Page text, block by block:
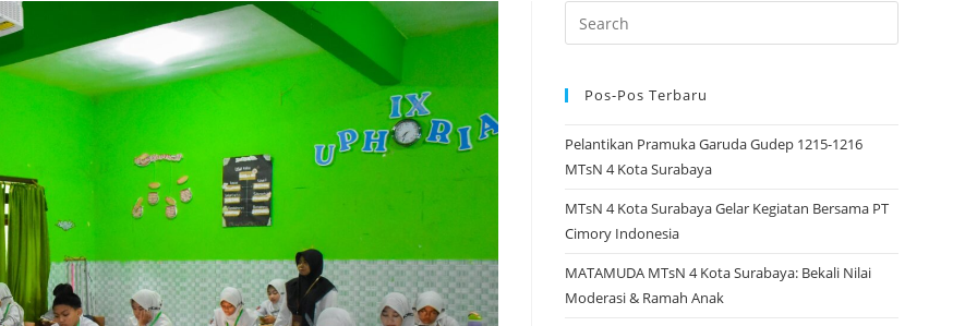
Search
for:
Pos-Pos Terbaru
Pelantikan Pramuka Garuda Gudep 1215-1216
MTsN 4 Kota Surabaya
MTsN 4 Kota Surabaya Gelar Kegiatan Bersama PT
Cimory Indonesia
MATAMUDA MTsN 4 Kota Surabaya: Bekali Nilai
Moderasi & Ramah Anak